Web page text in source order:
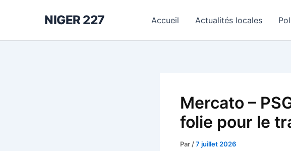
NIGER 227 Accueil Actualités locales
Mercato –
folie pour le
Par /7 juillet 2026